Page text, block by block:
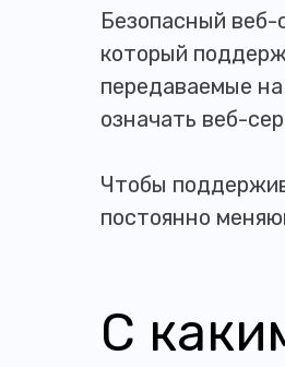
Безопасный веб-
который
передаваемые
означать веб-
Чтобы
постоянно
С